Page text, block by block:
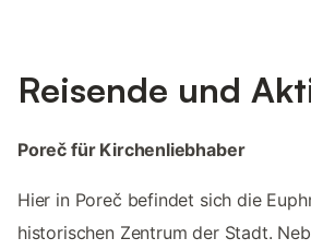
Reisende und
Poreč für Kirchenliebhaber
Hier in Poreč befindet sich die
historischen Zentrum der Stadt.